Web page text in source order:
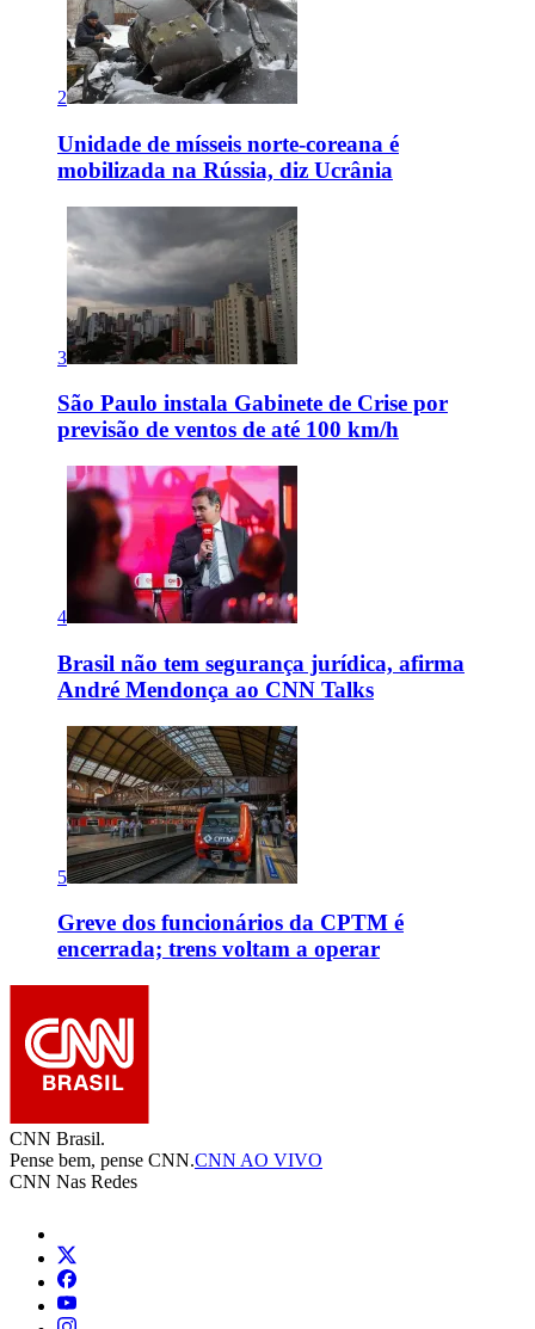
2
Unidade de mísseis norte-coreana é
mobilizada na Rússia, diz Ucrânia
3
São Paulo instala Gabinete de Crise por
previsão de ventos de até 100 km/h
4
Brasil não tem segurança jurídica, afirma
André Mendonça ao CNN Talks
5
Greve dos funcionários da CPTM é
encerrada; trens voltam a operar
CNN Brasil.
Pense bem, pense CNN.CNN AO VIVO
CNN Nas Redes